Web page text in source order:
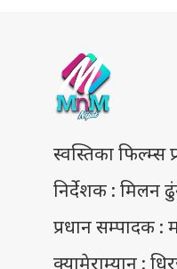
स्वस्तिका फिल्म्स
निर्देशक : मिलन
प्रधान सम्पादक :
क्यामेराम्यान :